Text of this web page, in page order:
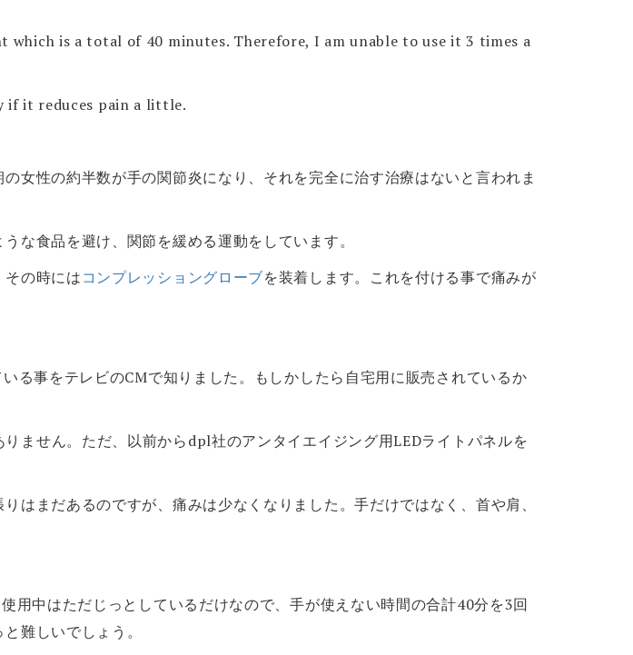
is a total of 40 minutes. Therefore, I am unable to use it 3 times a
if it reduces pain a little.
女性の約半数が手の関節炎になり、それを完全に治す治療はないと言われま
な食品を避け、関節を緩める運動をしています。
の時にはコンプレッショングローブを装着します。これを付ける事で痛みが
る事をテレビのCMで知りました。もしかしたら自宅用に販売されているか
ません。ただ、以前からdpl社のアンタイエイジング用LEDライトパネルを
はまだあるのですが、痛みは少なくなりました。手だけではなく、首や肩、
用中はただじっとしているだけなので、手が使えない時間の合計40分を3回
難しいでしょう。